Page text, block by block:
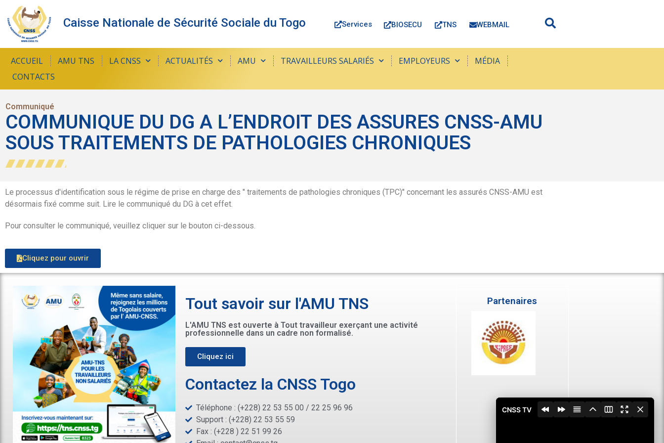
Caisse Nationale de Sécurité Sociale du Togo Services BIOSECU TNS WEBMAIL
ACCUEIL AMU TNS LA CNSS ACTUALITÉS AMU TRAVAILLEURS SALARIÉS EMPLOYEURS
MÉDIA
CONTACTS
Communiqué
COMMUNIQUE DU DG A L’ENDROIT DES ASSURES CNSS-AMU
SOUS TRAITEMENTS DE PATHOLOGIES CHRONIQUES
Le processus d'identification sous le régime de prise en charge des " traitements de pathologies chroniques (TPC)" concernant les assurés CNSS-AMU est
désormais fixé comme suit. Lire le communiqué du DG à cet effet.
Pour consulter le communiqué, veuillez cliquer sur le bouton ci-dessous.
Cliquez pour ouvrir
Tout savoir sur l'AMU TNS
L'AMU TNS est ouverte à Tout travailleur exerçant une activité
professionnelle dans un cadre non formalisé.
Cliquez ici
Contactez la CNSS Togo
Téléphone : (+228) 22 53 55 00 / 22 25 96 96
Support : (+228) 22 53 55 59
Fax : (+228 ) 22 51 99 26
Partenaires
CNSS TV